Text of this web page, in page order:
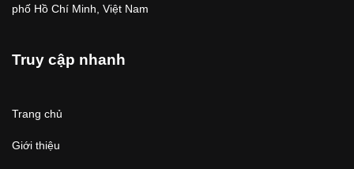
phố Hồ Chí Minh, Việt Nam
Truy cập nhanh
Trang chủ
Giới thiệu